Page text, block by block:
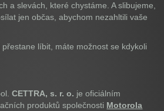
a slevách, které chystáme. A slibujeme,
jen občas, abychom nezahltili vaše
líbit, máte možnost se kdykoli
CETTRA, s. r. o. je oficiálním
produktů společnosti Motorola